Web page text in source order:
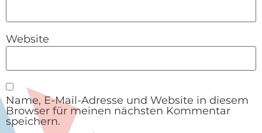
Website
Name, E-Mail-Adresse und Website in diesem
Browser für meinen nächsten Kommentar
speichern.